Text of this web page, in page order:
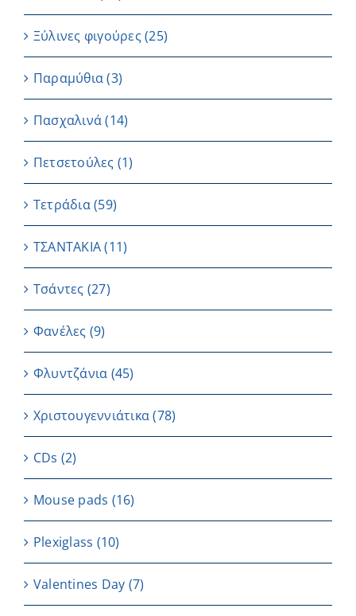
Ξύλινες φιγούρες(25)
Παραμύθια (3)
Πασχαλινά (14)
Πετσετούλες (1)
Τετράδια(59)
ΤΣΑΝΤΑΚΙΑ (11)
Τσάντες (27)
Φανέλες (9)
Φλυντζάνια (45)
Χριστουγεννιάτικα(78)
CDs (2)
Μouse pads (16)
Plexiglass (10)
Valentines Day (7)